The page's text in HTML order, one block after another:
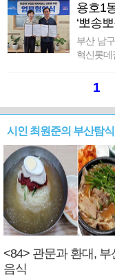
용호1
‘뽀송
부산 남
혁신롯데
1
시인 최원준의 부산탐
<84> 관문과 환대, 부
음식